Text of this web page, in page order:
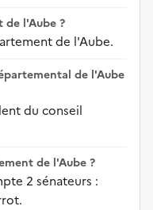
l'Aube ?
de l'Aube.
de l'Aube
du conseil
de l'Aube ?
2 sénateurs :